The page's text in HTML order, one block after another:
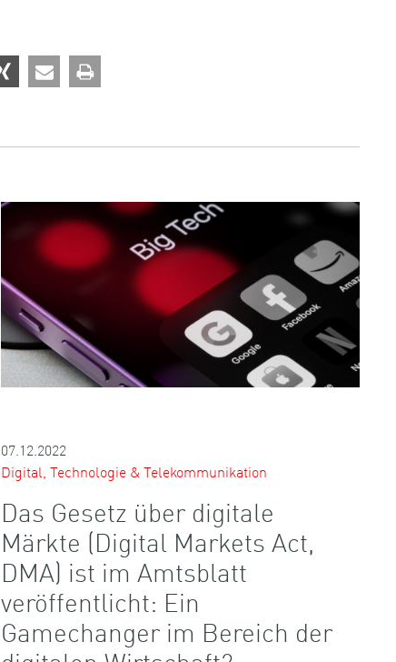
07.12.2022
Digital, Technologie & Telekommunikation
Das Gesetz über digitale
Märkte (Digital Markets Act,
DMA) ist im Amtsblatt
veröffentlicht: Ein
Gamechanger im Bereich der